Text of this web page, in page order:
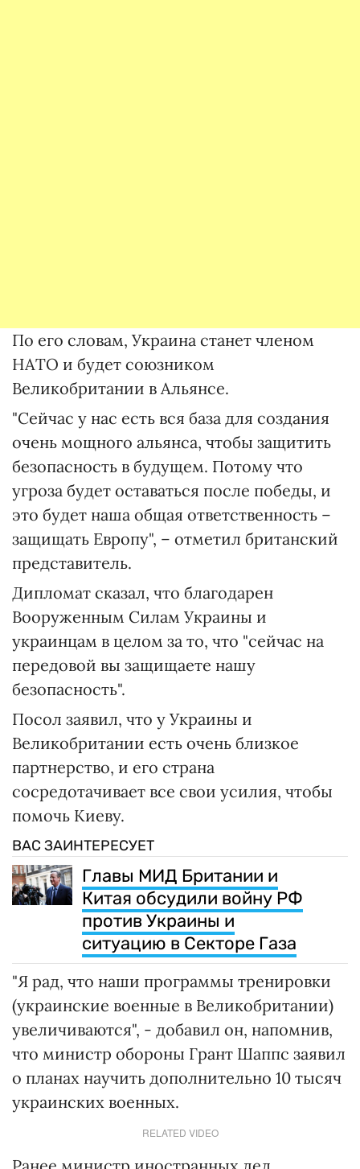
По его словам, Украина станет членом
НАТО и будет союзником
Великобритании в Альянсе.
"Сейчас у нас есть вся база для создания
очень мощного альянса, чтобы защитить
безопасность в будущем. Потому что
угроза будет оставаться после победы, и
это будет наша общая ответственность –
защищать Европу", – отметил британский
представитель.
Дипломат сказал, что благодарен
Вооруженным Силам Украины и
украинцам в целом за то, что "сейчас на
передовой вы защищаете нашу
безопасность".
Посол заявил, что у Украины и
Великобритании есть очень близкое
партнерство, и его страна
сосредотачивает все свои усилия, чтобы
помочь Киеву.
ВАС ЗАИНТЕРЕСУЕТ
Главы МИД Британии и
Китая обсудили войну РФ
против Украины и
ситуацию в Секторе Газа
"Я рад, что наши программы тренировки
(украинские военные в Великобритании)
увеличиваются", - добавил он, напомнив,
что министр обороны Грант Шаппс заявил
о планах научить дополнительно 10 тысяч
украинских военных.
RELATED VIDEO